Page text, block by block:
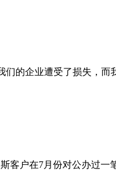
的企业遭受了损失，而
客户在7月份对公办过一